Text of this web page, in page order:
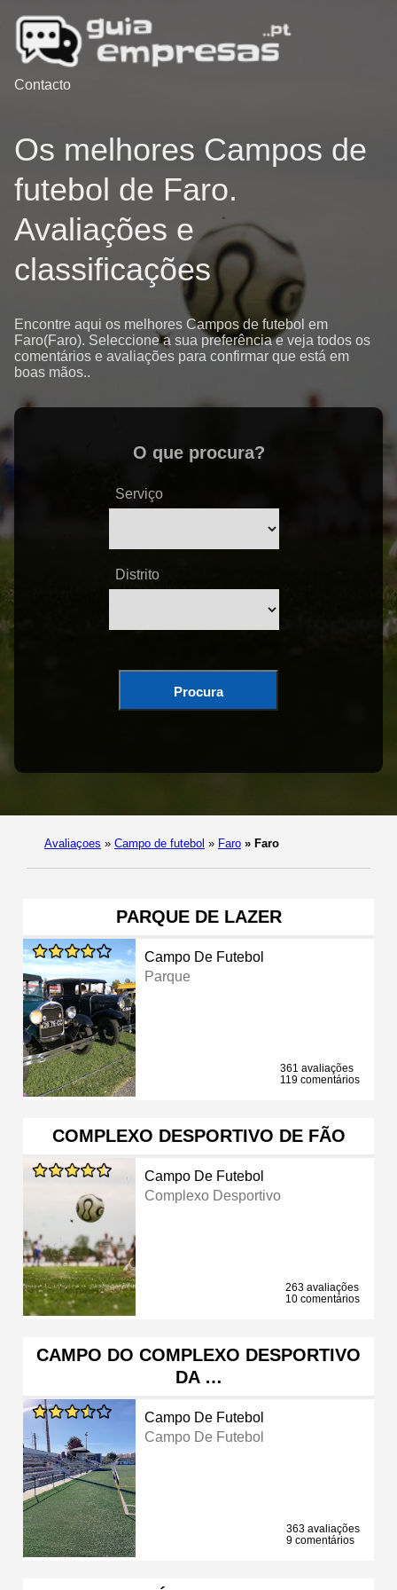
Contacto
Os melhores Campos de
futebol de Faro.
Avaliações e
classificações
Encontre aqui os melhores Campos de futebol em
Faro(Faro). Seleccione a sua preferência e veja todos os
comentários e avaliações para confirmar que está em
boas mãos..
O que procura?
Serviço
Distrito
Procura
Avaliaçoes » Campo de futebol » Faro » Faro
PARQUE DE LAZER
Campo De Futebol
Parque
361 avaliações
119 comentários
COMPLEXO DESPORTIVO DE FÃO
Campo De Futebol
Complexo Desportivo
263 avaliações
10 comentários
CAMPO DO COMPLEXO DESPORTIVO
DA …
Campo De Futebol
Campo De Futebol
363 avaliações
9 comentários